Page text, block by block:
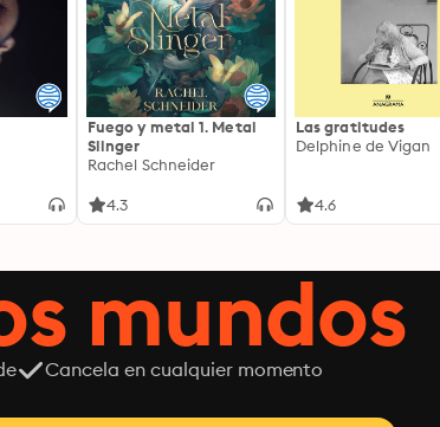
Fuego y metal 1. Metal
Slinger
Rachel Schneider
4.3
Las gratitudes
Delphine de Vigan
4.6
mundos
Cancela en cualquier momento